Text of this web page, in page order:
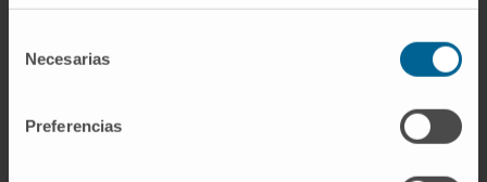
Necesarias
Preferencias
en Cincinnati en 1934, desarrolló el prototipo
primeros resultados clínicos en 1963. A lo
patentes médicas. Falleció en diciembre de